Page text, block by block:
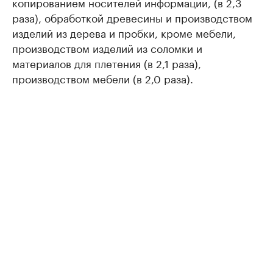
раза), обработкой древесины и производством
изделий из дерева и пробки, кроме мебели,
производством изделий из соломки и
материалов для плетения (в 2,1 раза),
производством мебели (в 2,0 раза).